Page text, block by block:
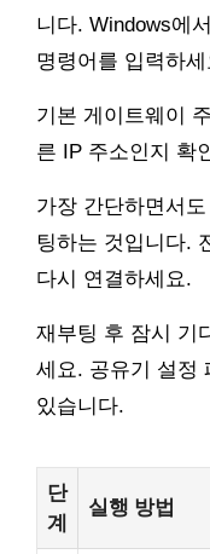
니다. Windows에
명령어를 입력하세
기본 게이트웨이
른 IP 주소인지 확
가장 간단하면서
팅하는 것입니다.
다시 연결하세요.
재부팅 후 잠시 기
세요. 공유기 설정
있습니다.
단
계
실행 방법